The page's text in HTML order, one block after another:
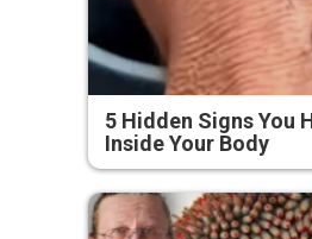
5 Hidden Signs You
Inside Your Body